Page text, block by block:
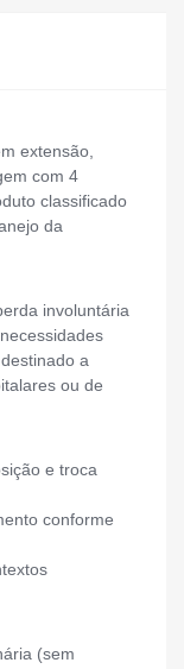
extensão,
com 4
classificado
da
involuntária
a
ou de
e troca
conforme
(sem